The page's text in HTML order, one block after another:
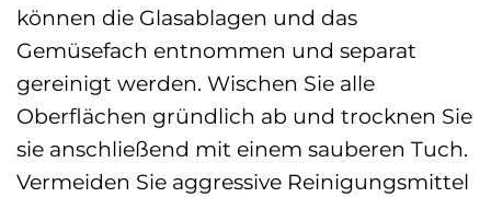
können die Glasablagen und das
Gemüsefach entnommen und separat
gereinigt werden. Wischen Sie alle
Oberflächen gründlich ab und trocknen Sie
sie anschließend mit einem sauberen Tuch.
Vermeiden Sie aggressive Reinigungsmittel